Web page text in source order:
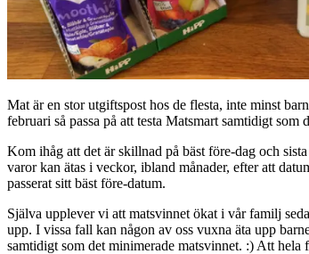
Mat är en stor utgiftspost hos de flesta, inte minst
februari så passa på att testa Matsmart samtidigt
Kom ihåg att det är skillnad på bäst före-dag och
varor kan ätas i veckor, ibland månader, efter att
passerat sitt bäst före-datum.
Själva upplever vi att matsvinnet ökat i vår familj
upp. I vissa fall kan någon av oss vuxna äta upp
samtidigt som det minimerade matsvinnet. :) Att